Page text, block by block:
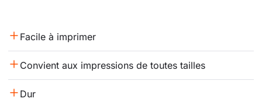
Facile à imprimer
Convient aux impressions de toutes tailles
Dur